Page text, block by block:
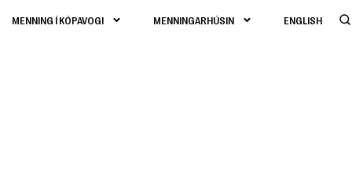
MENNING Í KÓPAVOGI MENNINGARHÚSIN ENGLISH